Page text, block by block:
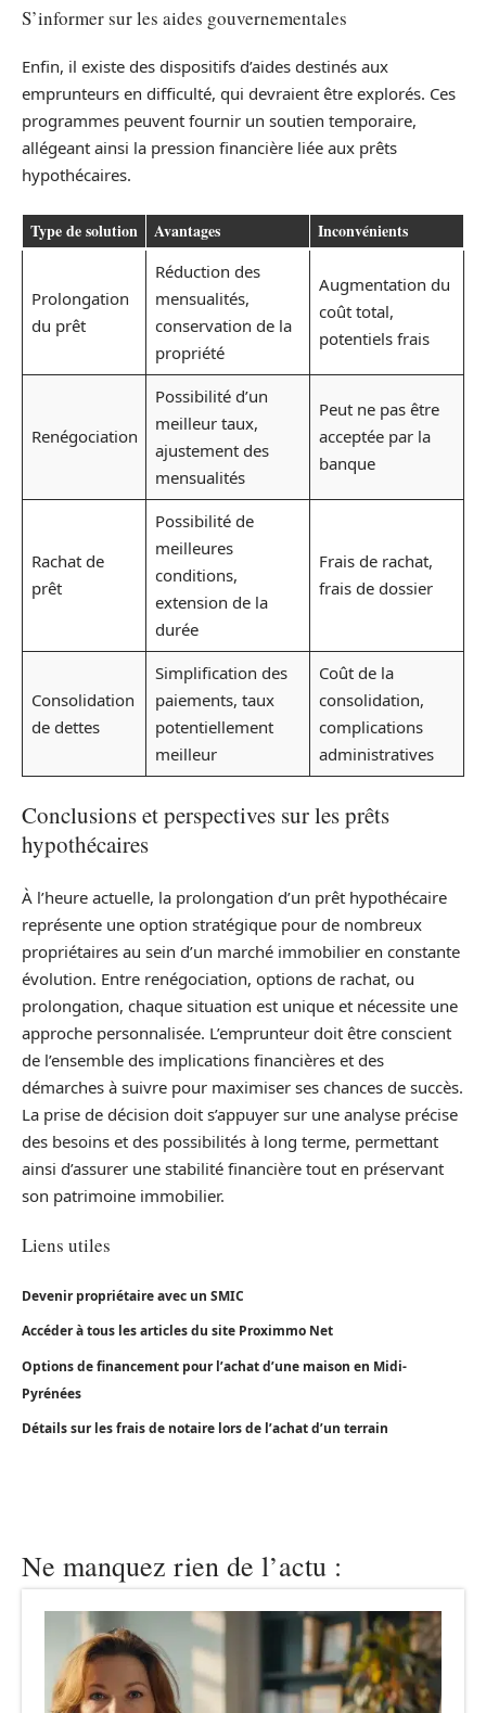
S’informer sur les aides gouvernementales
Enfin, il existe des dispositifs d’aides destinés aux
emprunteurs en difficulté, qui devraient être explorés. Ces
programmes peuvent fournir un soutien temporaire,
allégeant ainsi la pression financière liée aux prêts
hypothécaires.
Type de solution Avantages Inconvénients
Prolongation
du prêt
Réduction des
mensualités,
conservation de la
propriété
Augmentation du
coût total,
potentiels frais
Renégociation
Possibilité d’un
meilleur taux,
ajustement des
mensualités
Peut ne pas être
acceptée par la
banque
Rachat de
prêt
Possibilité de
meilleures
conditions,
extension de la
durée
Frais de rachat,
frais de dossier
Consolidation
de dettes
Simplification des
paiements, taux
potentiellement
meilleur
Coût de la
consolidation,
complications
administratives
Conclusions et perspectives sur les prêts
hypothécaires
À l’heure actuelle, la prolongation d’un prêt hypothécaire
représente une option stratégique pour de nombreux
propriétaires au sein d’un marché immobilier en constante
évolution. Entre renégociation, options de rachat, ou
prolongation, chaque situation est unique et nécessite une
approche personnalisée. L’emprunteur doit être conscient
de l’ensemble des implications financières et des
démarches à suivre pour maximiser ses chances de succès.
La prise de décision doit s’appuyer sur une analyse précise
des besoins et des possibilités à long terme, permettant
ainsi d’assurer une stabilité financière tout en préservant
son patrimoine immobilier.
Liens utiles
Devenir propriétaire avec un SMIC
Accéder à tous les articles du site Proximmo Net
Options de financement pour l’achat d’une maison en Midi-
Pyrénées
Détails sur les frais de notaire lors de l’achat d’un terrain
Ne manquez rien de l’actu :